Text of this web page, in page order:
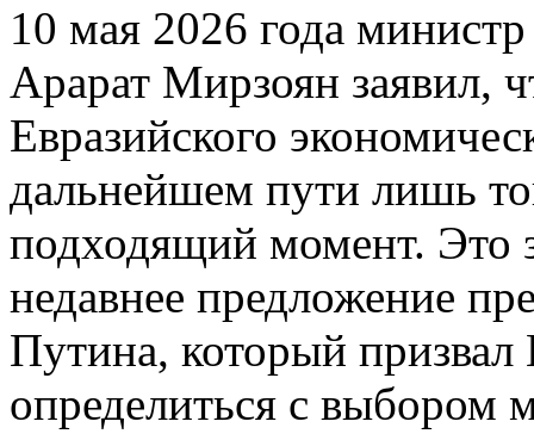
10 мая 2026 года
Арарат Мирзоян заявил,
Евразийского
дальнейшем пути лишь
подходящий момент. Это
недавнее предложение
Путина, который
определиться с выбором